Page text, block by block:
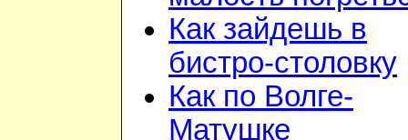
Как зайдешь в
бистро-столовку
Как по Волге-
Матушке